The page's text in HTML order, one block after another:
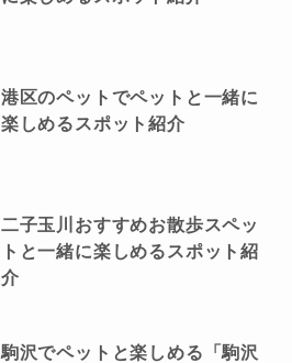
港区のペットでペットと一緒に
楽しめるスポット紹介
二子玉川おすすめお散歩スペッ
トと一緒に楽しめるスポット紹
介
駒沢でペットと楽しめる「駒沢